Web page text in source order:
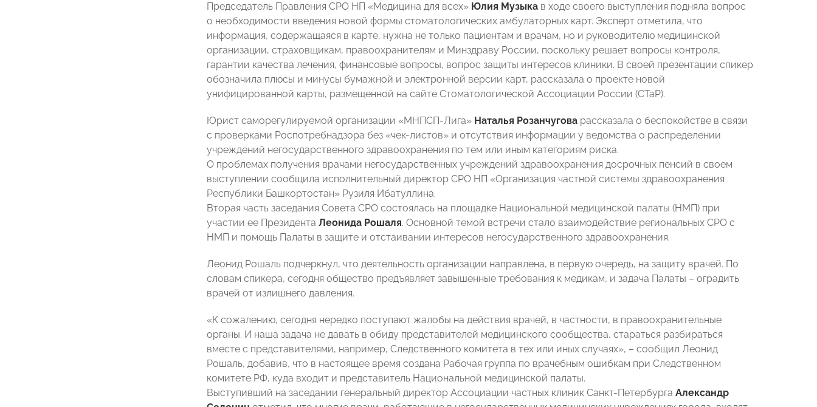
Председатель Правления СРО НП «Медицина для всех» Юлия Музыка в ходе своего выступления подняла вопрос
о необходимости введения новой формы стоматологических амбулаторных карт. Эксперт отметила, что
информация, содержащаяся в карте, нужна не только пациентам и врачам, но и руководителю медицинской
организации, страховщикам, правоохранителям и Минздраву России, поскольку решает вопросы контроля,
гарантии качества лечения, финансовые вопросы, вопрос защиты интересов клиники. В своей презентации спикер
обозначила плюсы и минусы бумажной и электронной версии карт, рассказала о проекте новой
унифицированной карты, размещенной на сайте Стоматологической Ассоциации России (СТаР).
Юрист саморегулируемой организации «МНПСП-Лига» Наталья Розанчугова рассказала о беспокойстве в связи
с проверками Роспотребнадзора без «чек-листов» и отсутствия информации у ведомства о распределении
учреждений негосударственного здравоохранения по тем или иным категориям риска.
О проблемах получения врачами негосударственных учреждений здравоохранения досрочных пенсий в своем
выступлении сообщила исполнительный директор СРО НП «Организация частной системы здравоохранения
Республики Башкортостан» Рузиля Ибатуллина.
Вторая часть заседания Совета СРО состоялась на площадке Национальной медицинской палаты (НМП) при
участии ее Президента Леонида Рошаля. Основной темой встречи стало взаимодействие региональных СРО с
НМП и помощь Палаты в защите и отстаивании интересов негосударственного здравоохранения.
Леонид Рошаль подчеркнул, что деятельность организации направлена, в первую очередь, на защиту врачей. По
словам спикера, сегодня общество предъявляет завышенные требования к медикам, и задача Палаты – оградить
врачей от излишнего давления.
«К сожалению, сегодня нередко поступают жалобы на действия врачей, в частности, в правоохранительные
органы. И наша задача не давать в обиду представителей медицинского сообщества, стараться разбираться
вместе с представителями, например, Следственного комитета в тех или иных случаях», – сообщил Леонид
Рошаль, добавив, что в настоящее время создана Рабочая группа по врачебным ошибкам при Следственном
комитете РФ, куда входит и представитель Национальной медицинской палаты.
Выступивший на заседании генеральный директор Ассоциации частных клиник Санкт-Петербурга Александр